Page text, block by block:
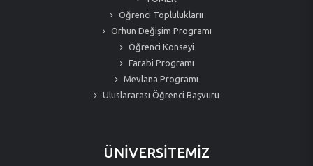
Öğrenci Topluluklarıı
Orhun Değişim Programı
Öğrenci Konseyi
Farabi Programı
Mevlana Programı
Uluslararası Öğrenci Başvuru
ÜNİVERSİTEMİZ